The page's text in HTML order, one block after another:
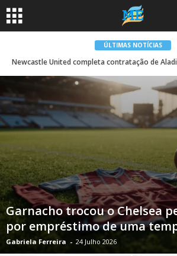
ÚLTIMAS NOTÍCIAS
Garnacho trocou o Chelsea
por empréstimo de uma
Gabriela Ferreira - 24 Julho 2026